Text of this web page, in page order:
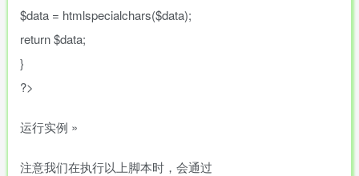
$data = htmlspecialchars($data);
return$data;
}
?>
运行实例 »
注意我们在执行以上脚本时，会通过